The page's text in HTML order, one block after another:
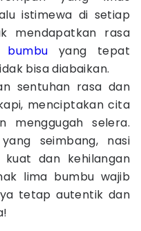
istimewa di setiap
mendapatkan rasa
bumbu yang tepat
bisa diabaikan.
sentuhan rasa dan
menciptakan cita
menggugah selera.
seimbang, nasi
dan kehilangan
lima bumbu wajib
tetap autentik dan